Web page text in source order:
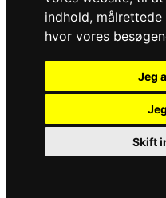
indhold,
hvor vores
Jeg
Skift